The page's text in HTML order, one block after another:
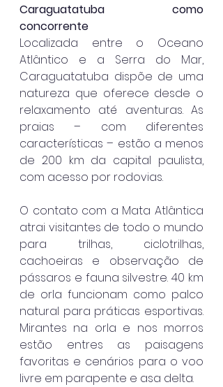
Caraguatatuba como
concorrente
Localizada entre o Oceano
Atlântico e a Serra do Mar,
Caraguatatuba dispõe de uma
natureza que oferece desde o
relaxamento até aventuras. As
praias – com diferentes
características – estão a menos
de 200 km da capital paulista,
com acesso por rodovias.
O contato com a Mata Atlântica
atrai visitantes de todo o mundo
para trilhas, ciclotrilhas,
cachoeiras e observação de
pássaros e fauna silvestre. 40 km
de orla funcionam como palco
natural para práticas esportivas.
Mirantes na orla e nos morros
estão entres as paisagens
favoritas e cenários para o voo
livre em parapente e asa delta.